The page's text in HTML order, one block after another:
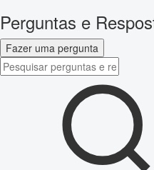
Perguntas e
Fazer uma pergunta